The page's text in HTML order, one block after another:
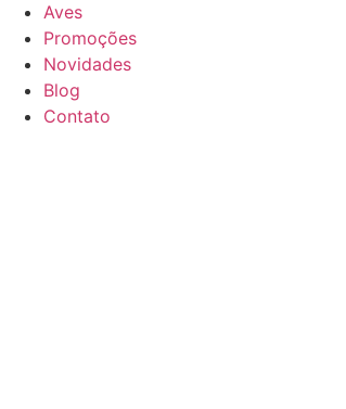
Aves
Promoções
Novidades
Blog
Contato